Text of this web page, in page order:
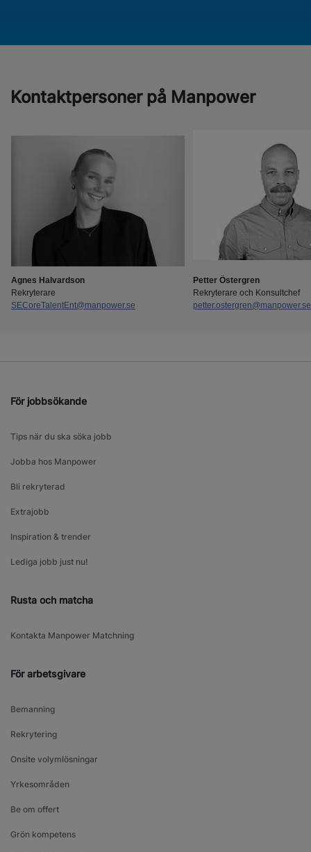
Kontaktpersoner på Manpower
Agnes Halvardson
Rekryterare
SECoreTalentEnt@manpower.se
Petter Östergren
Rekryterare och Konsultchef
petter.ostergren@manpower.se
För jobbsökande
Tips när du ska söka jobb
Jobba hos Manpower
Bli rekryterad
Extrajobb
Inspiration & trender
Lediga jobb just nu!
Rusta och matcha
Kontakta Manpower Matchning
För arbetsgivare
Bemanning
Rekrytering
Onsite volymlösningar
Yrkesområden
Be om offert
Grön kompetens